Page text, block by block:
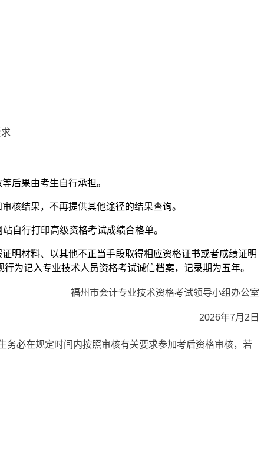
后果由考生自行承担。
核结果，不再提供其他途径的结果查询。
自行打印高级资格考试成绩合格单。
明材料、以其他不正当手段取得相应资格证书或者成绩证明
为记入专业技术人员资格考试诚信档案，记录期为五年。
福州市会计专业技术资格考试领导小组办公室
2026年7月2日
务必在规定时间内按照审核有关要求参加考后资格审核，若